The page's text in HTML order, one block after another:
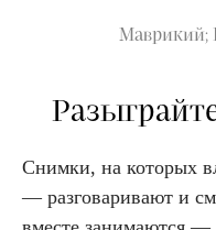
Маврикий;
Снимки, на которых
— разговаривают и